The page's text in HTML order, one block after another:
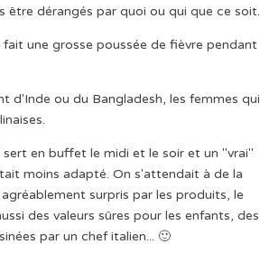
être dérangés par quoi ou qui que ce soit.
une grosse poussée de fièvre pendant
d'Inde ou du Bangladesh, les femmes qui
en buffet le midi et le soir et un "vrai"
moins adapté. On s'attendait à de la
surpris par les produits, le
des valeurs sûres pour les enfants, des
par un chef italien... 🙂